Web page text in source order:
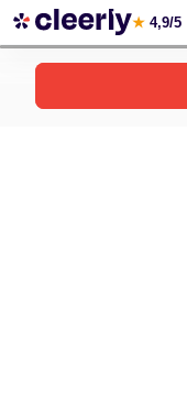
Votre simulation
★ 4,9/5